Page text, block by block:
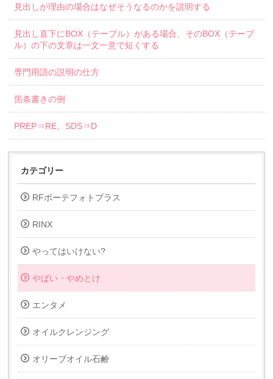
見出しが理由の場合はなぜそうなるのかを説明する
見出し直下にBOX（テーブル）がある場合、そのBOX（テーブ
ル）の下の文章は一文一意で短くする
専門用語の説明の仕方
箇条書きの例
PREP⇒RE、SDS⇒D
カテゴリー
RFボーテフォトプラス
RINX
やってはいけない?
やばい・やめとけ
エンタメ
オイルクレンジング
オリーブオイル石鹸